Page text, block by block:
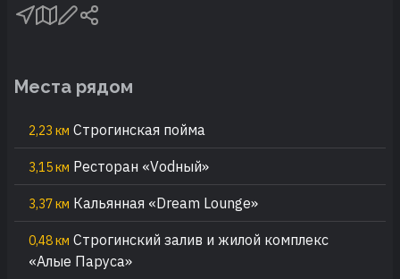
Места рядом
2,23 км Строгинская пойма
3,15 км Ресторан «Vоdный»
3,37 км Кальянная «Dream Lounge»
0,48 км Строгинский залив и жилой комплекс
«Алые Паруса»